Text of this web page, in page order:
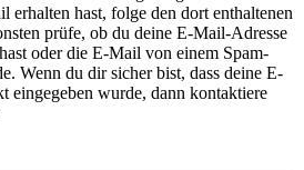
erhalten hast, folge den dort enthaltenen
prüfe, ob du deine E-Mail-Adresse
oder die E-Mail von einem Spam-
Wenn du dir sicher bist, dass deine E-
eingegeben wurde, dann kontaktiere